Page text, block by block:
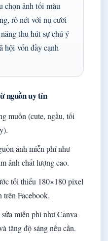
chọn ảnh tối màu
rõ nét với nụ cười
thu hút sự chú ý
hội vốn đầy cạnh
nguồn uy tín
muốn (cute, ngầu, tối
ảnh miễn phí như
ảnh chất lượng cao.
tối thiểu 180×180 pixel
trên Facebook.
miễn phí như Canva
tăng độ sáng nếu cần.